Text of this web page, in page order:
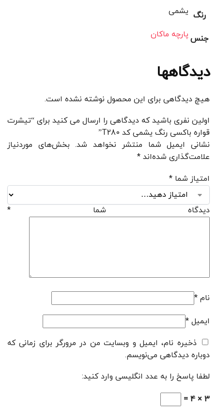
رنگ یشمی
جنس پارچه ماکان
دیدگاهها
هیچ دیدگاهی برای این محصول نوشته نشده است.
اولین نفری باشید که دیدگاهی را ارسال می کنید برای “تیشرت
قواره باکسی رنگ یشمی کد T280”
نشانی ایمیل شما منتشر نخواهد شد. بخش‌های موردنیاز
علامت‌گذاری شده‌اند *
امتیاز شما *
دیدگاه شما *
نام *
ایمیل *
ذخیره نام، ایمیل و وبسایت من در مرورگر برای زمانی که
دوباره دیدگاهی می‌نویسم.
لطفا پاسخ را به عدد انگلیسی وارد کنید:
3 × 4 =